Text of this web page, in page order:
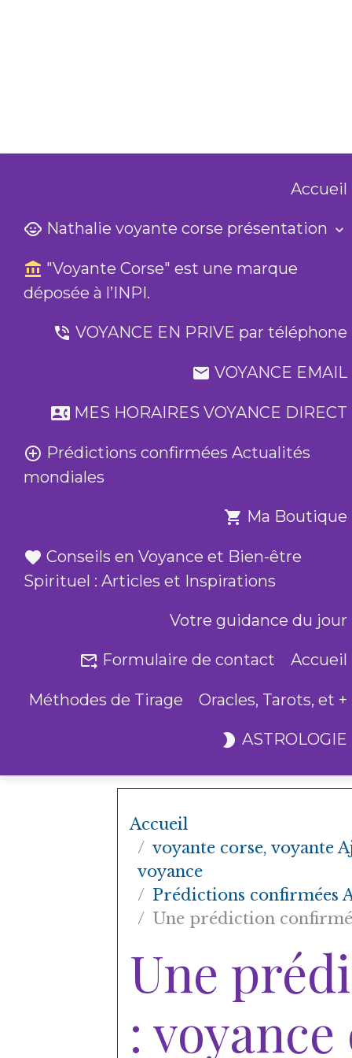
Accueil
Nathalie voyante corse présentation
"Voyante Corse" est une marque
déposée à l’INPI.
VOYANCE EN PRIVE par téléphone
VOYANCE EMAIL
MES HORAIRES VOYANCE DIRECT
Prédictions confirmées Actualités
mondiales
Ma Boutique
Conseils en Voyance et Bien-être
Spirituel : Articles et Inspirations
Votre guidance du jour
Formulaire de contact Accueil
Méthodes de Tirage Oracles, Tarots, et +
ASTROLOGIE
Accueil
voyante corse, voyante
voyance
Prédictions confirmées
Une prédiction
Une
: